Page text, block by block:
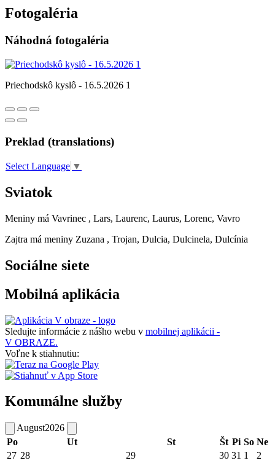
Fotogaléria
Náhodná fotogaléria
Priechodskô kyslô - 16.5.2026 1
Preklad (translations)
Select Language ▼
Sviatok
Meniny má Vavrinec , Lars, Laurenc, Laurus, Lorenc, Vavro
Zajtra má meniny Zuzana , Trojan, Dulcia, Dulcinela, Dulcínia
Sociálne siete
Mobilná aplikácia
Sledujte informácie z nášho webu v mobilnej aplikácii -
V OBRAZE.
Voľne k stiahnutiu:
Komunálne služby
August2026
Po
Ut St Št Pi So Ne
27 28 29 30 31 1 2